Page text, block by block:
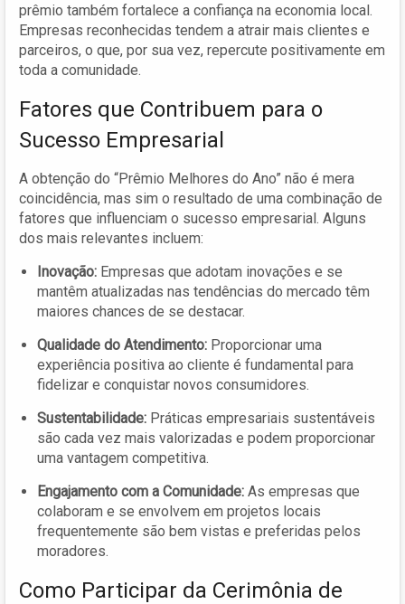
prêmio também fortalece a confiança na economia local.
Empresas reconhecidas tendem a atrair mais clientes e
parceiros, o que, por sua vez, repercute positivamente em
toda a comunidade.
Fatores que Contribuem para o
Sucesso Empresarial
A obtenção do “Prêmio Melhores do Ano” não é mera
coincidência, mas sim o resultado de uma combinação de
fatores que influenciam o sucesso empresarial. Alguns
dos mais relevantes incluem:
Inovação: Empresas que adotam inovações e se
mantêm atualizadas nas tendências do mercado têm
maiores chances de se destacar.
Qualidade do Atendimento: Proporcionar uma
experiência positiva ao cliente é fundamental para
fidelizar e conquistar novos consumidores.
Sustentabilidade: Práticas empresariais sustentáveis
são cada vez mais valorizadas e podem proporcionar
uma vantagem competitiva.
Engajamento com a Comunidade: As empresas que
colaboram e se envolvem em projetos locais
frequentemente são bem vistas e preferidas pelos
moradores.
Como Participar da Cerimônia de